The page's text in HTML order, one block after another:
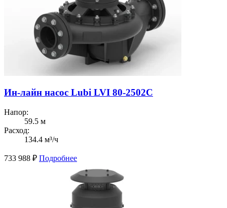
Ин-лайн насос Lubi LVI 80-2502C
Напор:
59.5 м
Расход:
134.4 м³/ч
733 988 ₽ Подробнее